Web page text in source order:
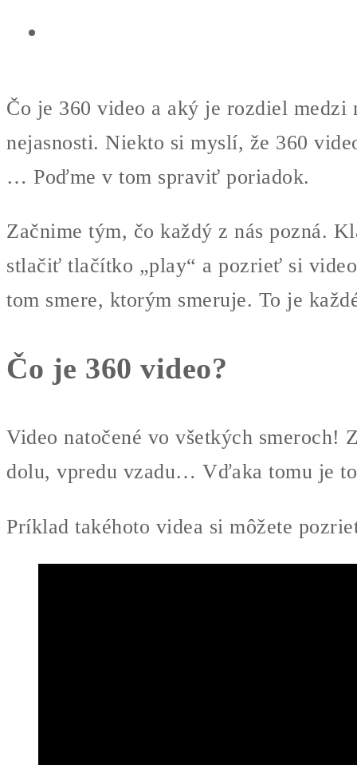
Čo je 360 video a aký je rozdiel
nejasnosti. Niekto si myslí, že 360
… Poďme v tom spraviť poriadok.
Začnime tým, čo každý z nás pozná.
stlačiť tlačítko „play“ a pozrieť si
tom smere, ktorým smeruje. To je
Čo je 360 video?
Video natočené vo všetkých smeroch!
dolu, vpredu vzadu… Vďaka tomu je
Príklad takéhoto videa si môžete